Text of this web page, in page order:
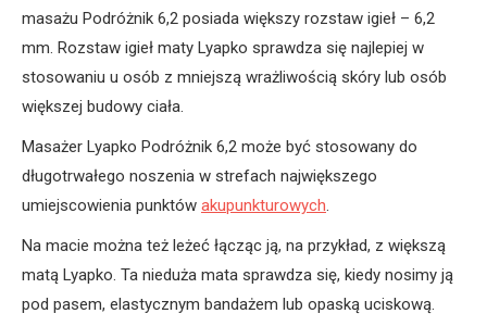
masażu Podróżnik 6,2 posiada większy rozstaw igieł – 6,2
mm. Rozstaw igieł maty Lyapko sprawdza się najlepiej w
stosowaniu u osób z mniejszą wrażliwością skóry lub osób
większej budowy ciała.
Masażer Lyapko Podróżnik 6,2 może być stosowany do
długotrwałego noszenia w strefach największego
umiejscowienia punktów akupunkturowych.
Na macie można też leżeć łącząc ją, na przykład, z większą
matą Lyapko. Ta nieduża mata sprawdza się, kiedy nosimy ją
pod pasem, elastycznym bandażem lub opaską uciskową.